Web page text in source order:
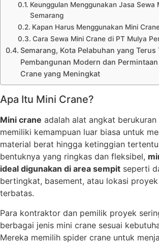
Keunggulan Menggunakan Jasa Sewa
Semarang
Kapan Harus Menggunakan Mini
Cara Sewa Mini Crane di PT Mulya
Semarang, Kota Pelabuhan yang
Pembangunan Modern dan
Crane yang Meningkat
Apa Itu Mini Crane?
Mini crane adalah alat angkat berukuran
memiliki kemampuan luar biasa untuk
material berat hingga ketinggian
bentuknya yang ringkas dan fleksibel,
ideal digunakan di area sempit seperti
bertingkat, basement, atau lokasi
terbatas.
Para kontraktor dan pemilik proyek
berbagai jenis mini crane sesuai
Mereka memilih spider crane untuk